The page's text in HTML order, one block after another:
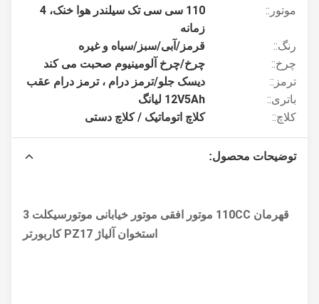
موتور::
110 سی سی تک سیلندر هوا خنک، 4
زمانه
قرمز/آبی/سبز/سیاه و غیره
چرخ::
چرخ/چرخ آلومینیوم صحبت می کند
ترمز::
دیسک جلو/ترمز درام ، ترمز درام عقب
باتری::
12V5Ah لیانگ
کلاچ::
کلاچ اتوماتیک / کلاچ دستی
توضیحات محصول:
قهرمان 110CC موتور افقی موتور خیابانی موتورسیکلت 3
استخوان آلیاژ PZ17 کاربورتر